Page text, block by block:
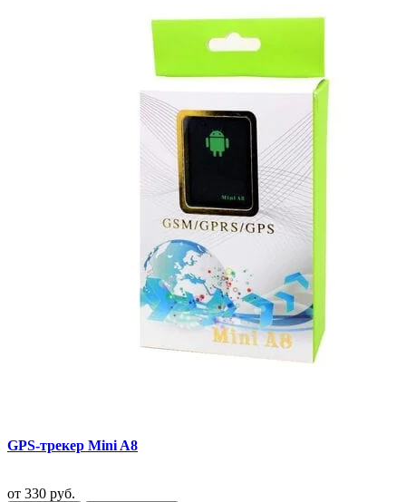
GPS-трекер Mini A8
от 330 руб.